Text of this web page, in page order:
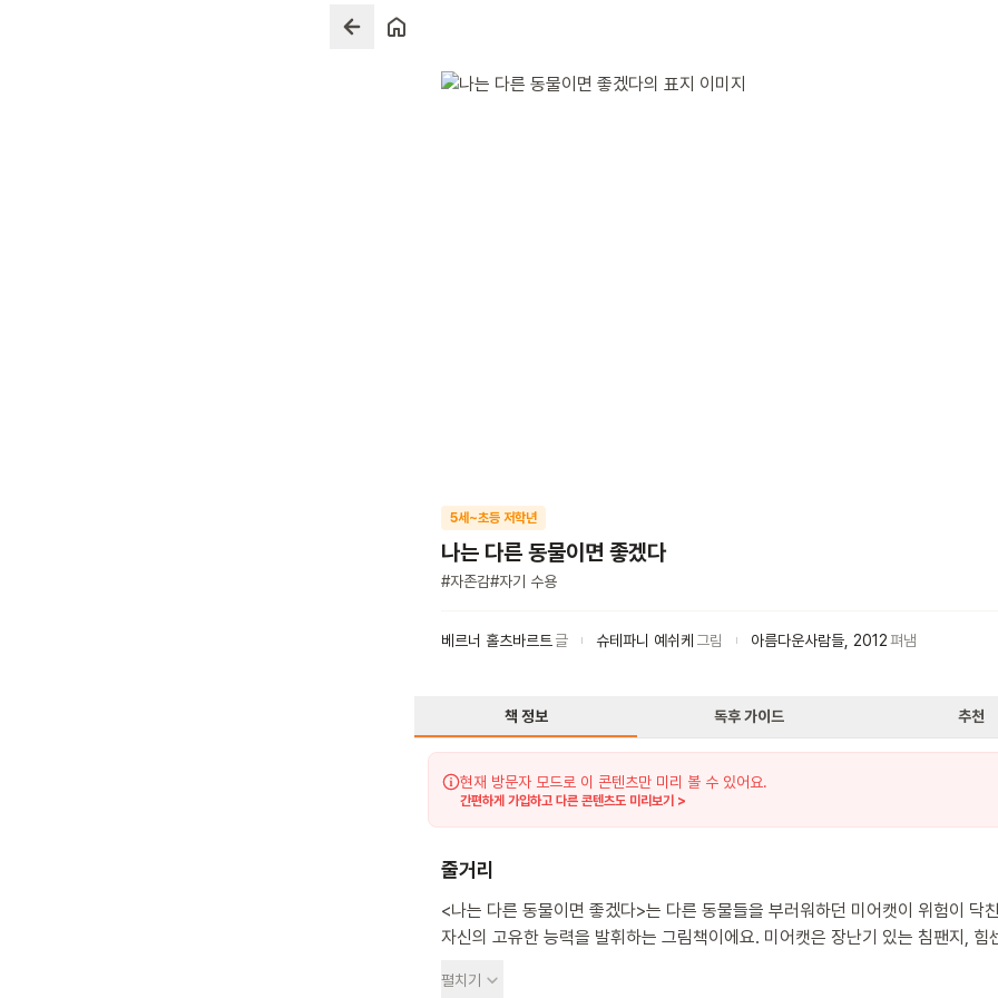
5세~초등 저학년
나는 다른 동물이면 좋겠다
#자존감#자기 수용
베르너 홀츠바르트 글 슈테파니 예쉬케 그림 아름다운사람들 2012펴냄
책 정보 독후 가이드 추천
현재 방문자 모드로 이 콘텐츠만 미리 볼 수 있어요.
간편하게 가입하고 다른 콘텐츠도 미리보기 >
줄거리
<나는 다른 동물이면 좋겠다>는 다른 동물들을 부러워하던 미어캣이 위험이 닥
자신의 고유한 능력을 발휘하는 그림책이에요. 미어캣은 장난기 있는 침팬지, 힘
휘파람을 불어 동물들을 대피하게 하지요. 동물들은 미어캣의 능력을 부러워합니
펼치기